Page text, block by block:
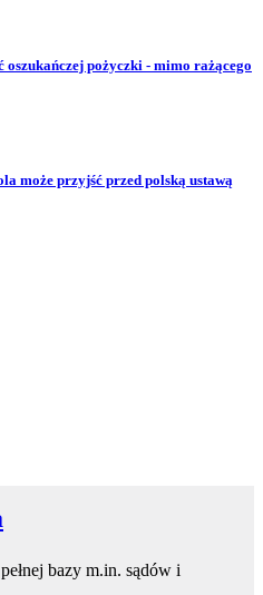
oszukańczej pożyczki - mimo rażącego
może przyjść przed polską ustawą
bazy m.in. sądów i